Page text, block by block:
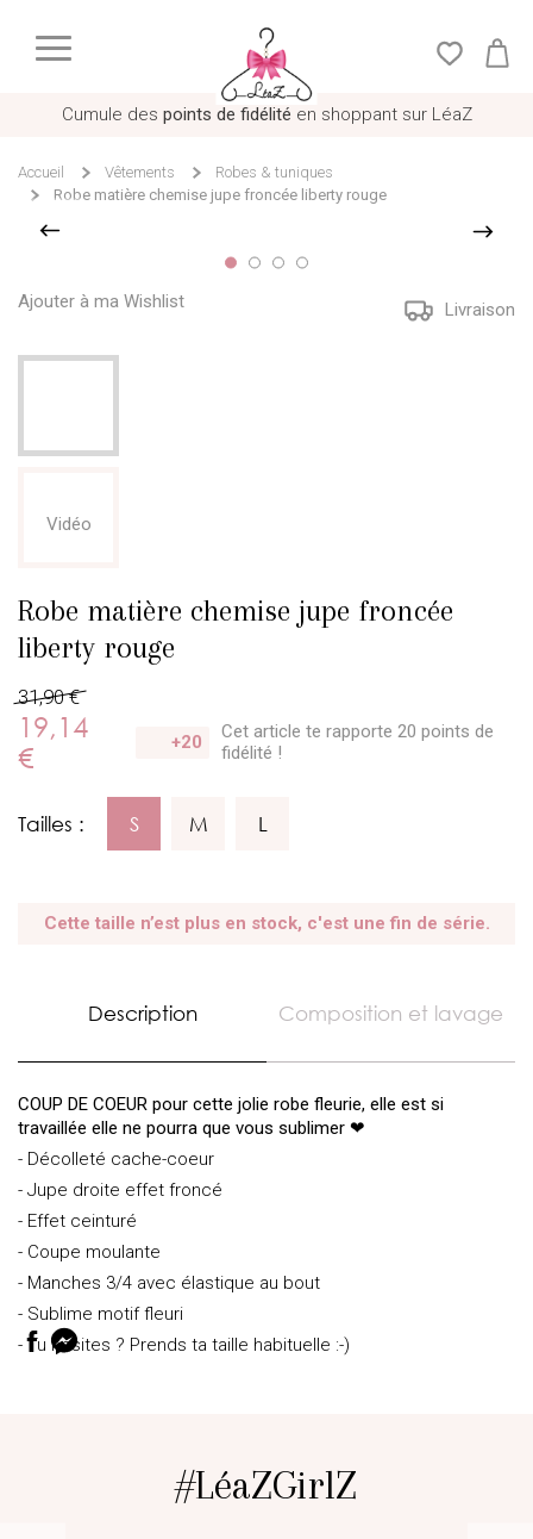
Cumule des points de fidélité en shoppant sur LéaZ
Accueil Vêtements
Robes & tuniques
Robe matière chemise jupe froncée liberty rouge
Ajouter à ma Wishlist Livraison
Vidéo
Robe matière chemise jupe froncée
liberty rouge
31,90 €
19,14
€
+20 Cet article te rapporte 20 points de
fidélité !
Tailles : S M L
Cette taille n’est plus en stock, c'est une fin de série.
Description Composition et lavage
COUP DE COEUR pour cette jolie robe fleurie, elle est si
travaillée elle ne pourra que vous sublimer ❤
- Décolleté cache-coeur
- Jupe droite effet froncé
- Effet ceinturé
- Coupe moulante
- Manches 3/4 avec élastique au bout
- Sublime motif fleuri
- Tu hésites ? Prends ta taille habituelle :-)
#LéaZGirlZ